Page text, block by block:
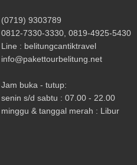
(0719) 9303789
0812-7330-3330, 0819-4925-5430
Line : belitungcantiktravel
info@pakettourbelitung.net
Jam buka - tutup:
senin s/d sabtu : 07.00 - 22.00
minggu & tanggal merah : Libur